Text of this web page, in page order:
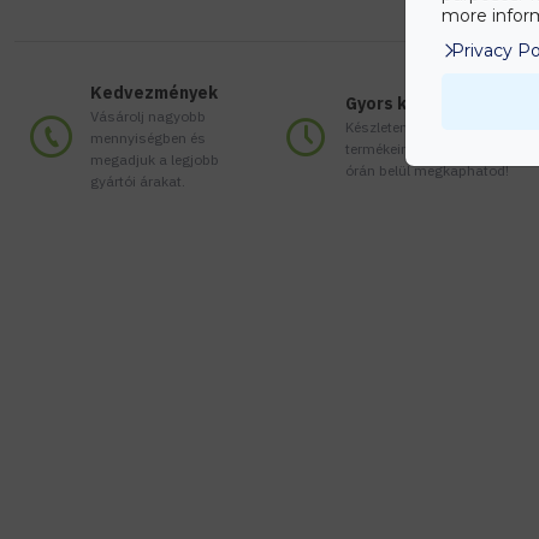
Kedvezmények
Vásárolj nagyobb
mennyiségben és
megadjuk a legjobb
gyártói árakat.
Gyors kiszállítás
Készleten lévő
termékeinket akár 24
órán belül megkaphatod!
more
Privacy